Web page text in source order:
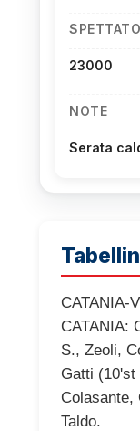
23000
NOTE
Serata
CATANIA-
CATANIA:
S., Zeoli,
Gatti
Colasante,
Taldo.